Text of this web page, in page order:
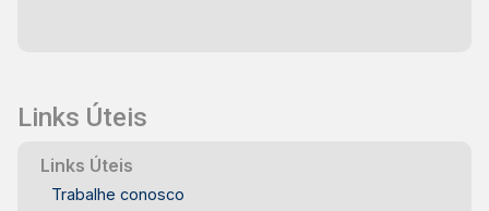
Links Úteis
Links Úteis
Trabalhe conosco